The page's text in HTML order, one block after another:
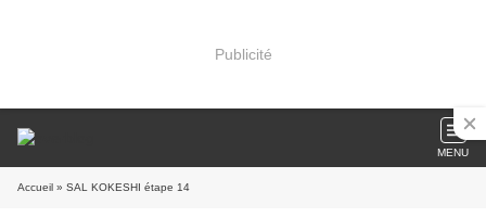
Publicité
MENU
Accueil » SAL KOKESHI étape 14